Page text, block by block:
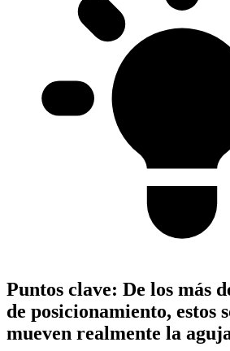
Puntos clave: De los más
de posicionamiento, estos
mueven realmente la